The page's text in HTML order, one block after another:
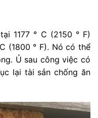
1177 ° C (2150 ° F)
(1800 ° F). Nó có thể
Ủ sau công việc có
lại tài sản chống ăn